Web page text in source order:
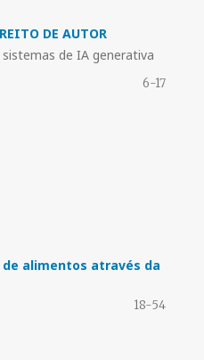
DE AUTOR
de IA generativa
6-17
alimentos através da
18-54